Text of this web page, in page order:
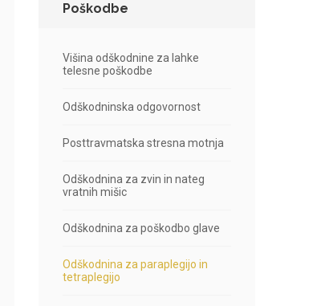
Poškodbe
Višina odškodnine za lahke
telesne poškodbe
Odškodninska odgovornost
Posttravmatska stresna motnja
Odškodnina za zvin in nateg
vratnih mišic
Odškodnina za poškodbo glave
Odškodnina za paraplegijo in
tetraplegijo